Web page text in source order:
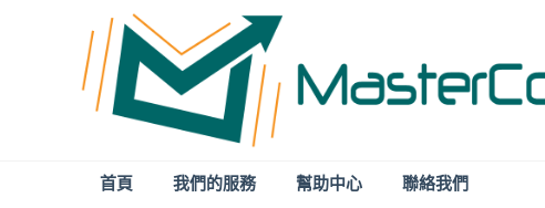
首頁 我們的服務 幫助中心 聯絡我們